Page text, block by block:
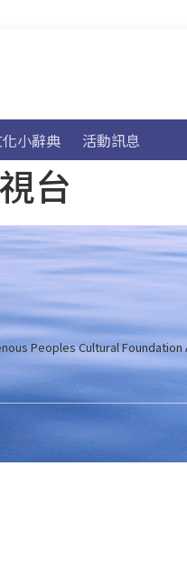
小辭典 活動訊息
台
Peoples Cultural Foundation